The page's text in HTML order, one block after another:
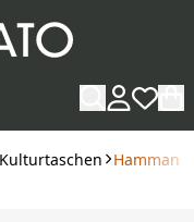
Kulturtaschen